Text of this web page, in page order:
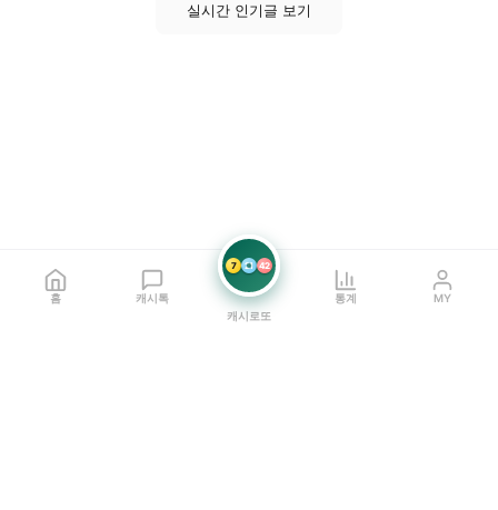
실시간 인기글 보기
홈 캐시톡
7 21 42
캐시로또
통계 MY